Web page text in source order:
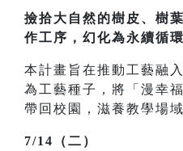
撿拾大自然的樹皮、樹
作工序，幻化為永續循
本計畫旨在推動工藝融
為工藝種子，將「漫幸
帶回校園，滋養教學場
7/14（二）